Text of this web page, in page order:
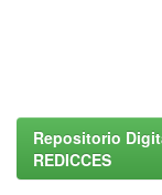
Repositorio
REDICCES